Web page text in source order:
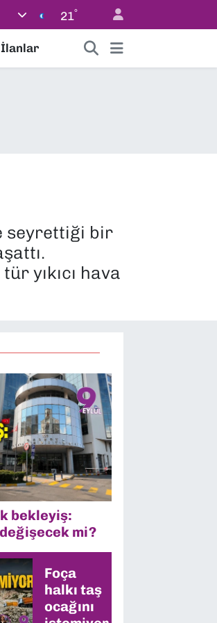
21°
İlanlar
seyrettiği bir
yıkıcı hava
bekleyiş:
mi?
Foça
halkı taş
ocağını